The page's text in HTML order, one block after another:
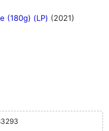
(180g) (LP) (2021)